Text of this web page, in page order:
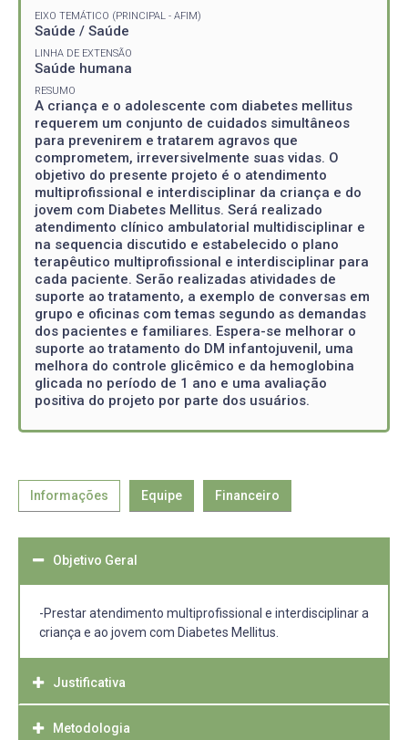
EIXO TEMÁTICO (PRINCIPAL - AFIM)
Saúde / Saúde
LINHA DE EXTENSÃO
Saúde humana
RESUMO
A criança e o adolescente com diabetes mellitus
requerem um conjunto de cuidados simultâneos
para prevenirem e tratarem agravos que
comprometem, irreversivelmente suas vidas. O
objetivo do presente projeto é o atendimento
multiprofissional e interdisciplinar da criança e do
jovem com Diabetes Mellitus. Será realizado
atendimento clínico ambulatorial multidisciplinar e
na sequencia discutido e estabelecido o plano
terapêutico multiprofissional e interdisciplinar para
cada paciente. Serão realizadas atividades de
suporte ao tratamento, a exemplo de conversas em
grupo e oficinas com temas segundo as demandas
dos pacientes e familiares. Espera-se melhorar o
suporte ao tratamento do DM infantojuvenil, uma
melhora do controle glicêmico e da hemoglobina
glicada no período de 1 ano e uma avaliação
positiva do projeto por parte dos usuários.
Informações Equipe Financeiro
Objetivo Geral
-Prestar atendimento multiprofissional e interdisciplinar a
criança e ao jovem com Diabetes Mellitus.
Justificativa
A criança e o adolescente com diabetes mellitus
Metodologia